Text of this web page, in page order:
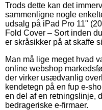
Trods dette kan det
sammenligne nogle
udsalg på iPad Pro 11"
Fold Cover – Sort inden
er skråsikker på at skaffe
Man må lige meget hvad
online webshop
der virker usædvanlig
kendetegn på en fup e-
en del af en retningslinje,
bedrageriske e-firmaer.